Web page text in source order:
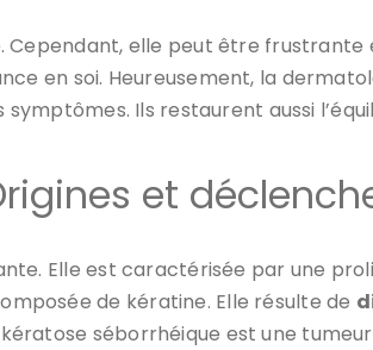
elle peut être
en soi. Heureusement, la
Ils restaurent aussi
et
Elle est caractérisée par une
de kératine. Elle résulte de
séborrhéique est une